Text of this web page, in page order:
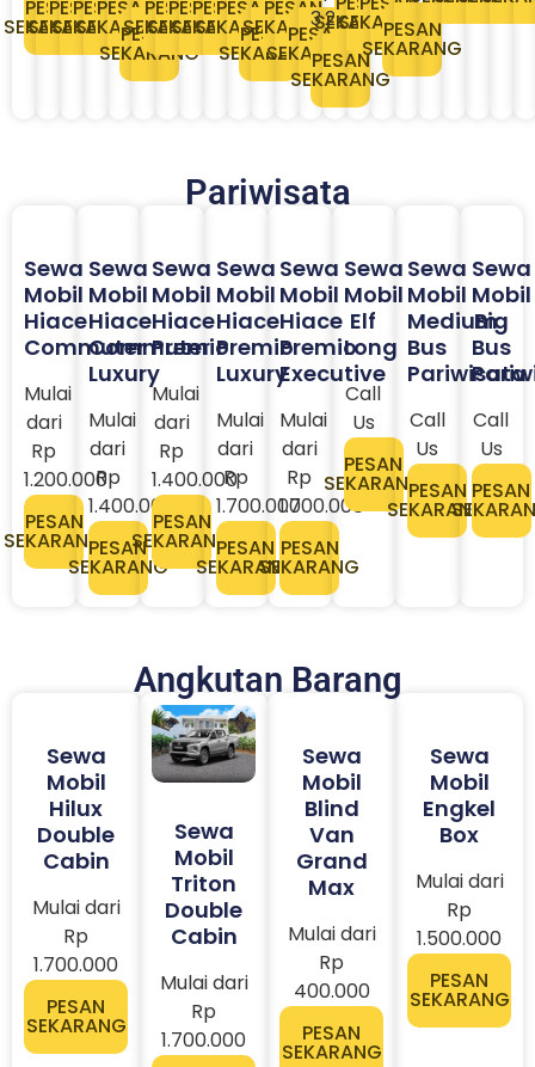
PESAN
SEKARANG
PESAN
SEKARANG
PESAN
SEKARANG
PESAN
SEKARANG
PESAN
SEKARANG
PESAN
SEKARANG
PESAN
SEKARANG
PESAN
SEKARANG
PESAN
SEKARANG
PESAN
SEKARANG
PESAN
SEKARANG
PESAN
SEKARANG
3.200.000​
PESAN
SEKARANG
SEKARANG
SEKARANG
PESAN
SEKARANG
Pariwisata
Sewa
Mobil
Hiace
Commuter
Mulai
dari
Rp
1.200.000
PESAN
SEKARANG
Sewa
Mobil
Hiace
Commuter
Luxury
Mulai
dari
Rp
1.400.000
PESAN
SEKARANG
Sewa
Mobil
Hiace
Premio
Mulai
dari
Rp
1.400.000
PESAN
SEKARANG
Sewa
Mobil
Hiace
Premio
Luxury
Mulai
dari
Rp
1.700.000
PESAN
SEKARANG
Sewa
Mobil
Hiace
Premio
Executive
Mulai
dari
Rp
1.700.000
PESAN
SEKARANG
Sewa
Mobil
Elf
Long
Call
Us
PESAN
SEKARANG
Sewa
Mobil
Medium
Bus
Pariwisata
Call
Us
PESAN
SEKARANG
Sewa
Mobil
Big
Bus
Call
Us
PESAN
Angkutan Barang
Sewa
Mobil
Hilux
Double
Cabin
Mulai dari
Rp
1.700.000
PESAN
SEKARANG
Sewa
Mobil
Triton
Double
Cabin
Mulai dari
Rp
1.700.000
Sewa
Mobil
Blind
Van
Grand
Max
Mulai dari
Rp
400.000
PESAN
SEKARANG
Sewa
Mobil
Engkel
Box
Mulai dari
Rp
1.500.000
PESAN
SEKARANG